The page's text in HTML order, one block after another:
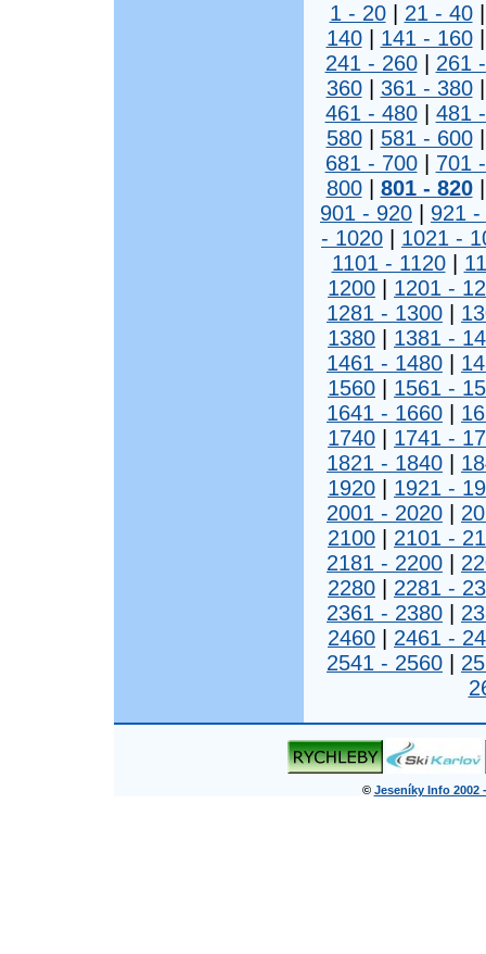
1 - 20| 21 - 40
140| 141 - 160
241 - 260| 261
360| 361 - 380
461 - 480| 481
580| 581 - 600
681 - 700| 701
800| 801 - 820
901 - 920
921 -
- 1020
1021 -
1101 - 1120|
1200
1201 -
1281 - 1300
1380
1381 -
1461 - 1480
1560
1561 -
1641 - 1660
1740
1741 -
1821 - 1840
1920
1921 -
2001 - 2020
2100
2101 -
2181 - 2200
2280
2281 -
2361 - 2380
2460
2461 -
2541 - 2560
© Jeseníky Info 2002